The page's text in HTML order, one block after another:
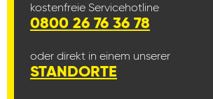
kostenfreie Servicehotline
0800 26 76 36 78
oder direkt in einem unserer
STANDORTE